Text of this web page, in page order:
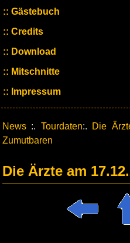
Gästebuch
Credits
Download
Mitschnitte
Impressum
News :. Tourdaten:. Die
Zumutbaren
Die Ärzte am